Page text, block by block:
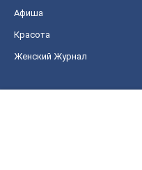
Афиша
Красота
Женский Журнал